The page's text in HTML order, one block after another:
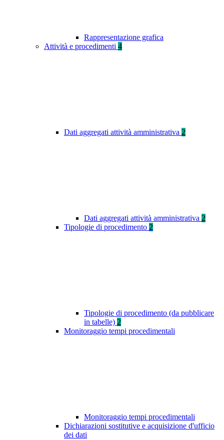
Rappresentazione grafica
Attività e procedimenti 4
Dati aggregati attività amministrativa 2
Dati aggregati attività amministrativa 2
Tipologie di procedimento 2
Tipologie di procedimento (da pubblicare
in tabelle) 2
Monitoraggio tempi procedimentali
Monitoraggio tempi procedimentali
Dichiarazioni sostitutive e acquisizione d'ufficio
dei dati